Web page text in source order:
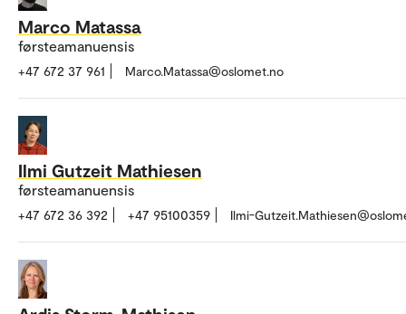
Marco Matassa
førsteamanuensis
+47 672 37 961 Marco.Matassa@oslomet.no
Ilmi Gutzeit Mathiesen
førsteamanuensis
+47 672 36 392 +47 95100359 Ilmi-